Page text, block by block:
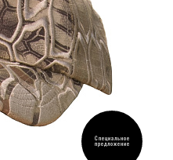
Специальное
предложение